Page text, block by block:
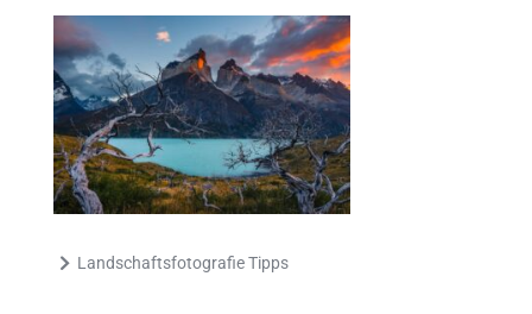
Landschaftsfotografie Tipps